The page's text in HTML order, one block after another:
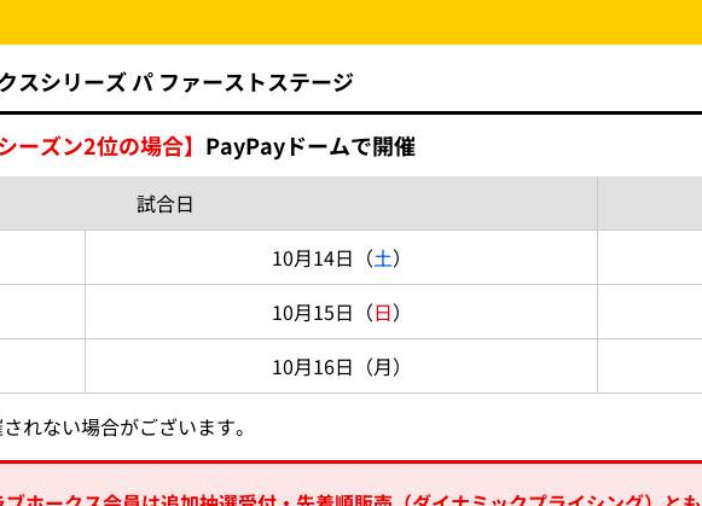
スシリーズ パ ファーストステージ
ーズン2位の場合】 PayPayドームで開催
試合日
10月14日（土）
10月15日（日）
10月16日（月）
れない場合がございます。